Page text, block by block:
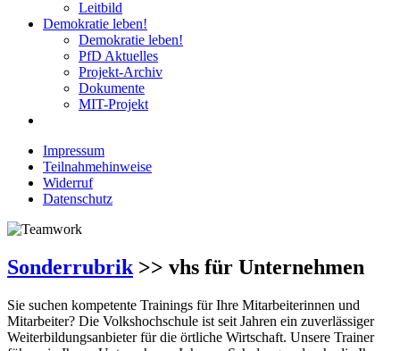
Leitbild
Demokratie leben!
Demokratie leben!
PfD Aktuelles
Projekt-Archiv
Dokumente
MIT-Projekt
Impressum
Teilnahmehinweise
Widerruf
Datenschutz
Sonderrubrik >> vhs für Unternehmen
Sie suchen kompetente Trainings für Ihre Mitarbeiterinnen und
Mitarbeiter? Die Volkshochschule ist seit Jahren ein zuverlässiger
Weiterbildungsanbieter für die örtliche Wirtschaft. Unsere Trainer